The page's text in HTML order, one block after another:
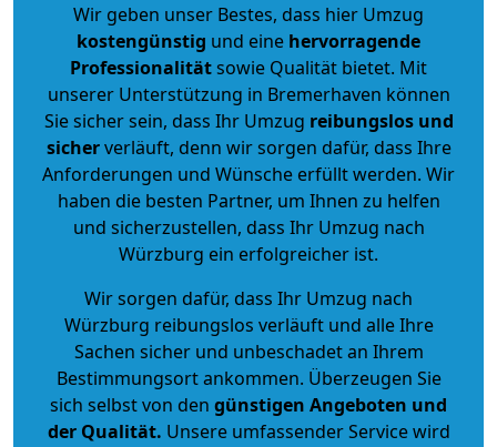
Wir geben unser Bestes, dass hier Umzug
kostengünstig und eine hervorragende
Professionalitätsowie Qualität bietet. Mit
unserer Unterstützung in Bremerhaven können
Sie sicher sein, dass Ihr Umzug reibungslos und
sicherverläuft, denn wir sorgen dafür, dass Ihre
Anforderungen und Wünsche erfüllt werden. Wir
haben die besten Partner, um Ihnen zu helfen
und sicherzustellen, dass Ihr Umzug nach
Würzburg ein erfolgreicher ist.
Wir sorgen dafür, dass Ihr Umzug nach
Würzburg reibungslos verläuft und alle Ihre
Sachen sicher und unbeschadet an Ihrem
Bestimmungsort ankommen. Überzeugen Sie
sich selbst von den günstigen Angeboten und
der Qualität. Unsere umfassender Service wird